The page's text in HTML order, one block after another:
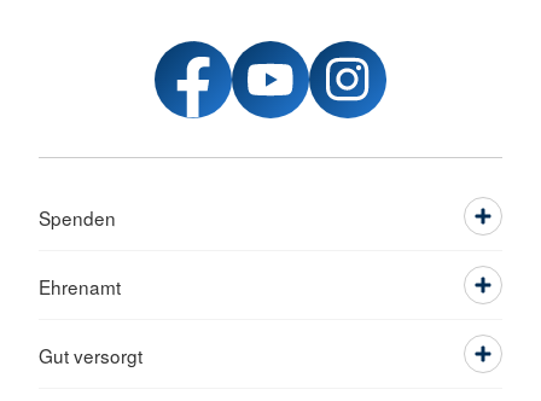
Spenden
Ehrenamt
Gut versorgt